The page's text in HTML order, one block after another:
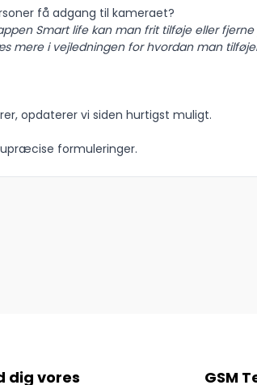
få adgang til kameraet?
Smart life kan man frit tilføje eller
mere i vejledningen for hvordan man
opdaterer vi siden hurtigst muligt.
formuleringer.
dig vores GSM